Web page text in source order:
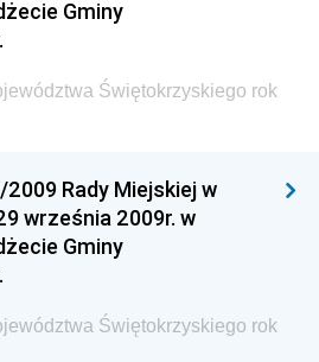
Infrastruktury i Rozwoju
Inspektoratu Ochrony
Dyrekcji Ochrony
Administracji,
i Ochrony Środowiska
Administracji i
Europejskiej, L
Gminy
Świętokrzyskiego rok
Rady Miejskiej w
września 2009r. w
Gminy
Świętokrzyskiego rok